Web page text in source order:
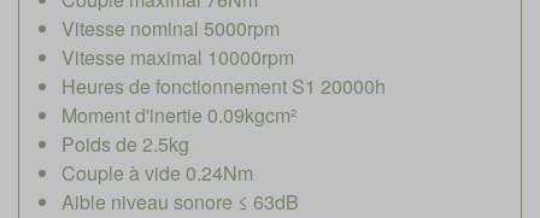
Vitesse nominal 5000rpm
Vitesse maximal 10000rpm
Heures de fonctionnement S1 20000h
Moment d'inertie 0.09kgcm²
Poids de 2.5kg
Couple à vide 0.24Nm
Aible niveau sonore ≤ 63dB